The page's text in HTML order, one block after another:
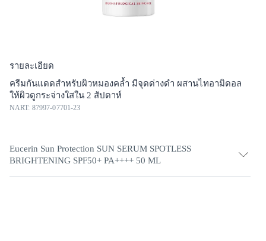
รายละเอียด
ครีมกันแดดสำหรับผิวหมองคล้ำ มีจุดด่างดำ ผสานไทอามิดอล
ให้ผิวดูกระจ่างใสใน 2 สัปดาห์
NART: 87997-07701-23
Eucerin Sun Protection SUN SERUM SPOTLESS
BRIGHTENING SPF50+ PA++++ 50 ML